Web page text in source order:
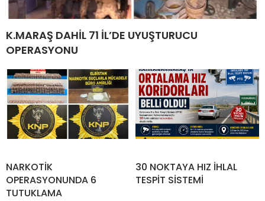
K.MARAŞ DAHİL 71 İL’DE UYUŞTURUCU
OPERASYONU
NARKOTİK
OPERASYONUNDA 6
TUTUKLAMA
30 NOKTAYA HIZ İHLAL
TESPİT SİSTEMİ